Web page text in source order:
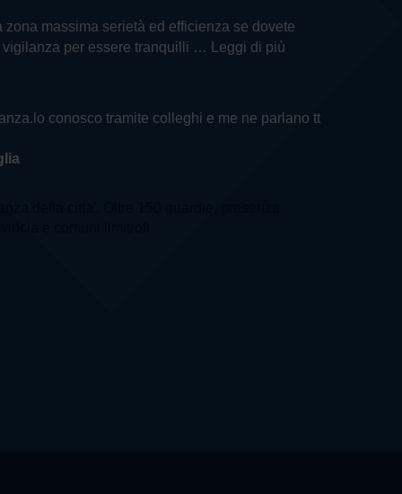
zona massima serietà ed efficienza se dovete
per essere tranquilli … Leggi di più
conosco tramite colleghi e me ne parlano tt